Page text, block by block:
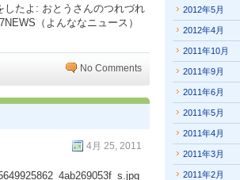
したよ: おとうさんのつれづれ
（よんななニュース）
No Comments
4月 25, 2011
2012年5月
2012年4月
2011年10月
2011年9月
2011年6月
2011年5月
2011年4月
2011年3月
2011年2月